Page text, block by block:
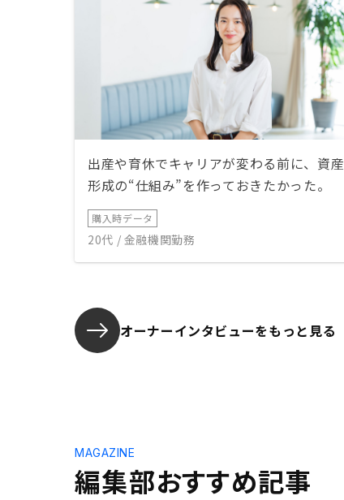
出産や育休でキャリアが変わる前に、資産
形成の“仕組み”を作っておきたかった。
購入時データ
20代 / 金融機関勤務
オーナーインタビューをもっと見る
編集部おすすめ記事
MAGAZINE